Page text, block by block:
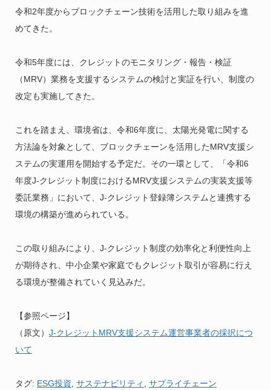
令和2年度からブロックチェーン技術を活用した取り組みを進
めてきた。
令和5年度には、クレジットのモニタリング・報告・検証
（MRV）業務を支援するシステムの検討と実証を行い、制度の
改定も実施してきた。
これを踏まえ、環境省は、令和6年度に、太陽光発電に関する
方法論を対象として、ブロックチェーンを活用したMRV支援シ
ステムの実運用を開始する予定だ。その一環として、「令和6
年度J-クレジット制度におけるMRV支援システムの実装支援等
委託業務」において、J-クレジット登録簿システムと連携する
環境の構築が進められている。
この取り組みにより、J-クレジット制度の効率化と利便性向上
が期待され、中小企業や家庭でもクレジット取引が容易に行え
る環境が整備されていく見込みだ。
【参照ページ】
（原文） J-クレジットMRV支援システム運営事業者の採択につ
いて
タグ: ESG投資 サステナビリティ サプライチェーン